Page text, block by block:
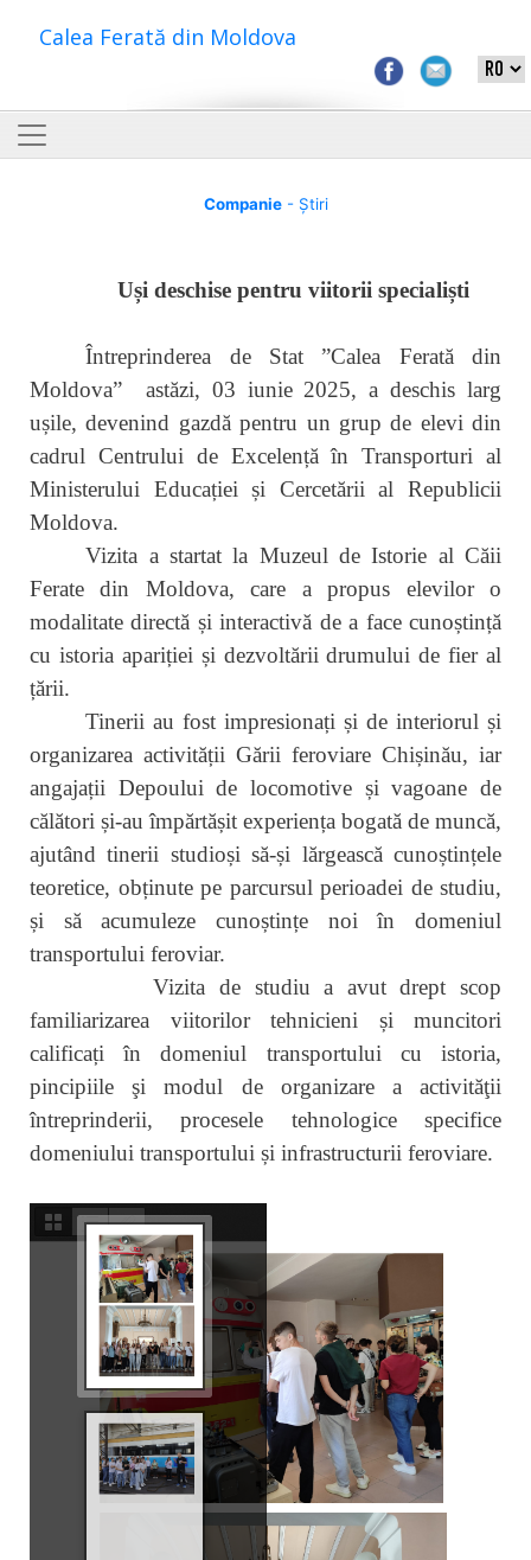
Calea Ferată din Moldova
Companie- Știri
Uși deschise pentru viitorii specialiști
Întreprinderea de Stat ”Calea Ferată din
Moldova” astăzi, 03 iunie 2025, a deschis larg
ușile, devenind gazdă pentru un grup de elevi din
cadrul Centrului de Excelență în Transporturi al
Ministerului Educației și Cercetării al Republicii
Moldova.
Vizita a startat la Muzeul de Istorie al Căii
Ferate din Moldova, care a propus elevilor o
modalitate directă și interactivă de a face cunoștință
cu istoria apariției și dezvoltării drumului de fier al
țării.
Tinerii au fost impresionați și de interiorul și
organizarea activității Gării feroviare Chișinău, iar
angajații Depoului de locomotive și vagoane de
călători și-au împărtășit experiența bogată de muncă,
ajutând tinerii studioși să-și lărgească cunoștințele
teoretice, obținute pe parcursul perioadei de studiu,
și să acumuleze cunoștințe noi în domeniul
transportului feroviar.
Vizita de studiu a avut drept scop
familiarizarea viitorilor tehnicieni și muncitori
calificați în domeniul transportului cu istoria,
pincipiile şi modul de organizare a activităţii
întreprinderii, procesele tehnologice specifice
domeniului transportului și infrastructurii feroviare.